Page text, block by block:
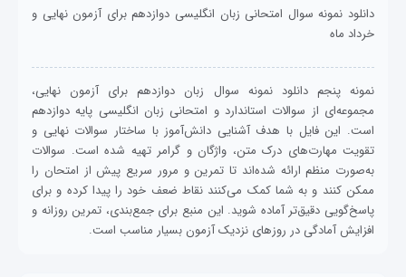
دانلود نمونه سوال امتحانی زبان انگلیسی دوازدهم برای آزمون نهایی و
خرداد ماه
نمونه پنجم دانلود نمونه سوال زبان دوازدهم برای آزمون نهایی،
مجموعه‌ای از سوالات استاندارد و امتحانی زبان انگلیسی پایه دوازدهم
است. این فایل با هدف آشنایی دانش‌آموز با ساختار سوالات نهایی و
تقویت مهارت‌های درک متن، واژگان و گرامر تهیه شده است. سوالات
به‌صورت منظم ارائه شده‌اند تا تمرین و مرور سریع پیش از امتحان را
ممکن کنند و به شما کمک می‌کنند نقاط ضعف خود را پیدا کرده و برای
پاسخ‌گویی دقیق‌تر آماده شوید. این منبع برای جمع‌بندی، تمرین روزانه و
افزایش آمادگی در روزهای نزدیک آزمون بسیار مناسب است.